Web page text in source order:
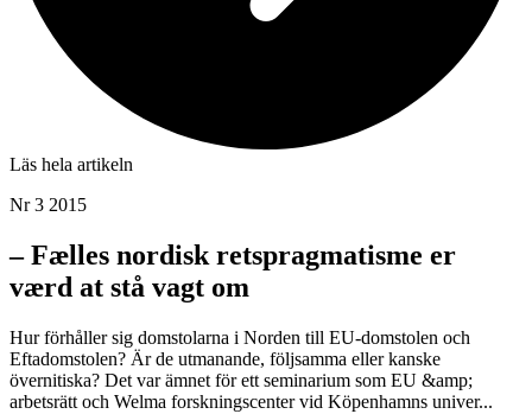
Läs hela artikeln
Nr 3 2015
– Fælles nordisk retspragmatisme er
værd at stå vagt om
Hur förhåller sig domstolarna i Norden till EU-domstolen och
Eftadomstolen? Är de utmanande, följsamma eller kanske
övernitiska? Det var ämnet för ett seminarium som EU &amp;
arbetsrätt och Welma forskningscenter vid Köpenhamns univer...